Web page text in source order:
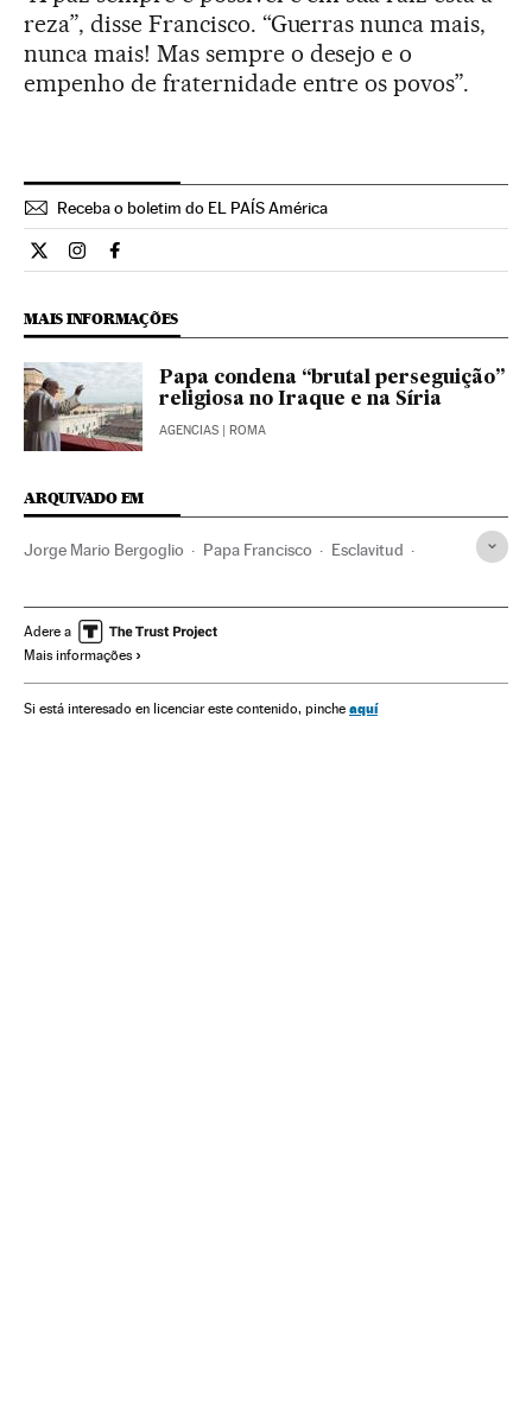
reza”, disse Francisco. “Guerras nunca mais,
nunca mais! Mas sempre o desejo e o
empenho de fraternidade entre os povos”.
Receba o boletim do EL PAÍS América
Internacional El País Brasil en Twitter
Internacional El País Brasil en Instagram
Internacional El País Brasil en Facebook
MAIS INFORMAÇÕES
Papa condena “brutal perseguição”
religiosa no Iraque e na Síria
AGENCIAS | ROMA
ARQUIVADO EM
Jorge Mario Bergoglio Papa Francisco Esclavitud
Igreja católica Cristianismo
Problemas sociais
Delitos Justiça
Adere a
Mais informações
Si está interesado en licenciar este contenido, pinche aquí